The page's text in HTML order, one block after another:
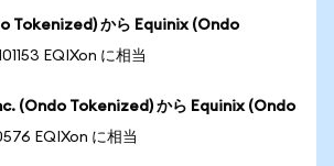
Tokenized) から Equinix (Ondo
EQIXon に相当
(Ondo Tokenized) から Equinix (Ondo
EQIXon に相当